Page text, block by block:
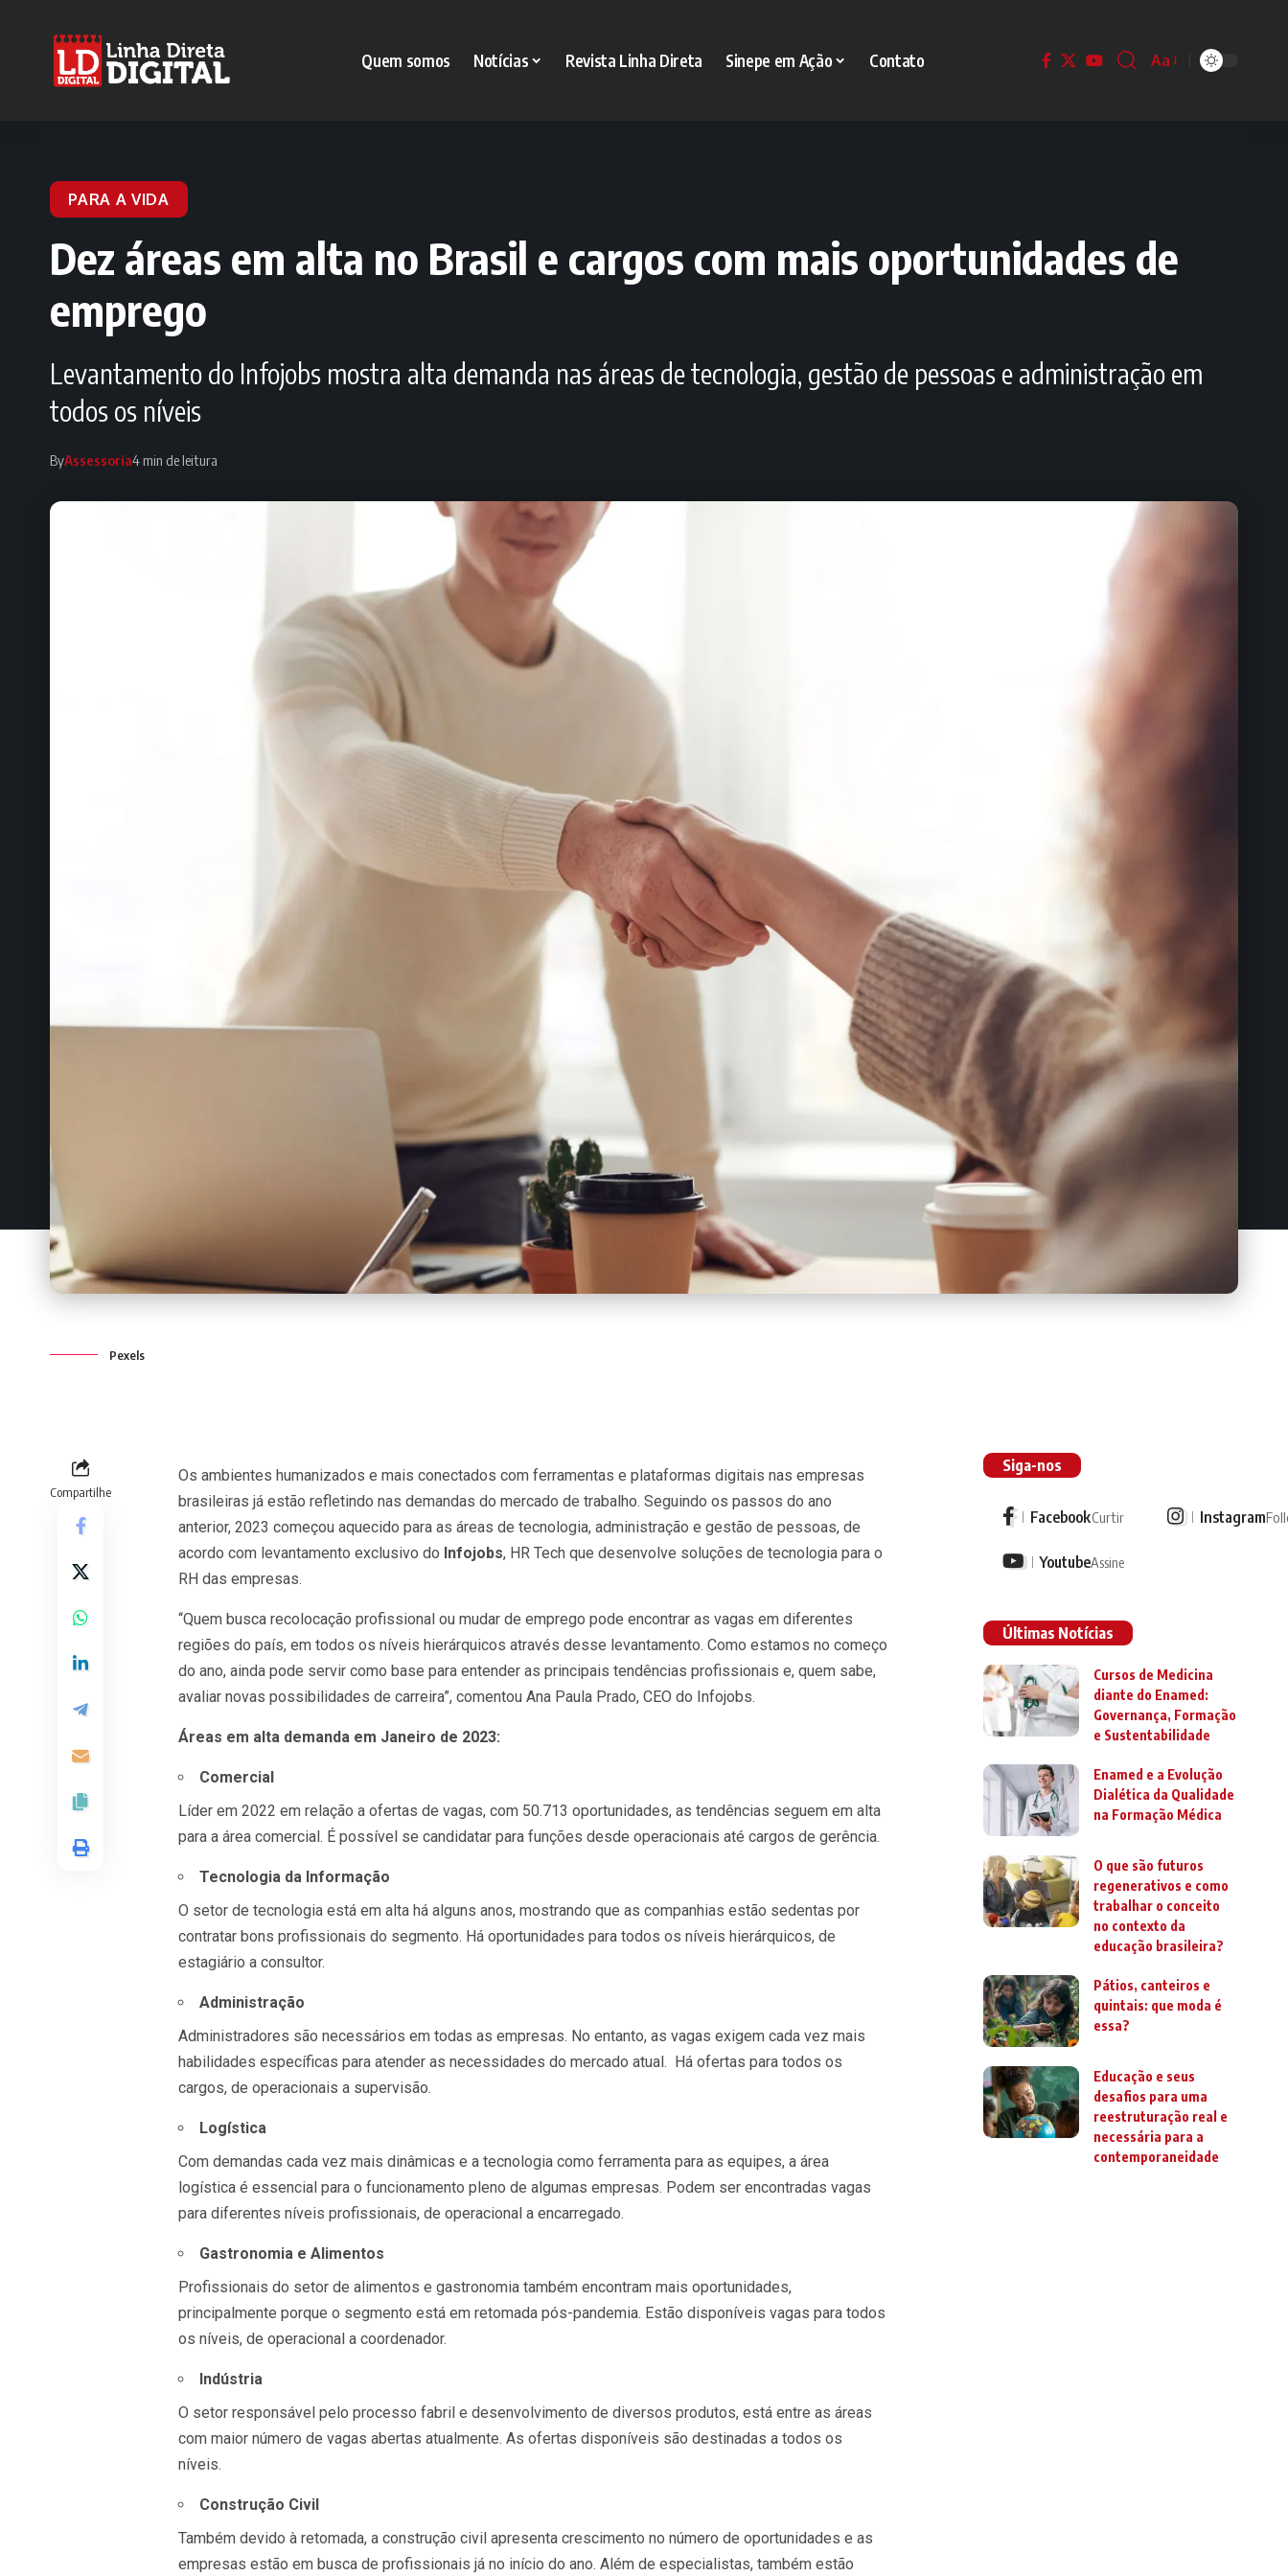
Quem somos Notícias Revista Linha Direta Sinepe em Ação Contato Aa
PARA A VIDA
Dez áreas em alta no Brasil e cargos com mais oportunidades de
emprego
Levantamento do Infojobs mostra alta demanda nas áreas de tecnologia, gestão de pessoas e administração em
todos os níveis
ByAssessoria4 min de leitura
Pexels
Compartilhe
Os ambientes humanizados e mais conectados com ferramentas e plataformas digitais nas empresas
brasileiras já estão refletindo nas demandas do mercado de trabalho. Seguindo os passos do ano
anterior, 2023 começou aquecido para as áreas de tecnologia, administração e gestão de pessoas, de
acordo com levantamento exclusivo do Infojobs, HR Tech que desenvolve soluções de tecnologia para o
RH das empresas.
“Quem busca recolocação profissional ou mudar de emprego pode encontrar as vagas em diferentes
regiões do país, em todos os níveis hierárquicos através desse levantamento. Como estamos no começo
do ano, ainda pode servir como base para entender as principais tendências profissionais e, quem sabe,
avaliar novas possibilidades de carreira”, comentou Ana Paula Prado, CEO do Infojobs.
Áreas em alta demanda em Janeiro de 2023:
Comercial
Líder em 2022 em relação a ofertas de vagas, com 50.713 oportunidades, as tendências seguem em alta
para a área comercial. É possível se candidatar para funções desde operacionais até cargos de gerência.
Tecnologia da Informação
O setor de tecnologia está em alta há alguns anos, mostrando que as companhias estão sedentas por
contratar bons profissionais do segmento. Há oportunidades para todos os níveis hierárquicos, de
estagiário a consultor.
Administração
Administradores são necessários em todas as empresas. No entanto, as vagas exigem cada vez mais
habilidades específicas para atender as necessidades do mercado atual. Há ofertas para todos os
cargos, de operacionais a supervisão.
Logística
Com demandas cada vez mais dinâmicas e a tecnologia como ferramenta para as equipes, a área
logística é essencial para o funcionamento pleno de algumas empresas. Podem ser encontradas vagas
para diferentes níveis profissionais, de operacional a encarregado.
Gastronomia e Alimentos
Profissionais do setor de alimentos e gastronomia também encontram mais oportunidades,
principalmente porque o segmento está em retomada pós-pandemia. Estão disponíveis vagas para todos
os níveis, de operacional a coordenador.
Indústria
O setor responsável pelo processo fabril e desenvolvimento de diversos produtos, está entre as áreas
com maior número de vagas abertas atualmente. As ofertas disponíveis são destinadas a todos os
níveis.
Construção Civil
Também devido à retomada, a construção civil apresenta crescimento no número de oportunidades e as
empresas estão em busca de profissionais já no início do ano. Além de especialistas, também estão
Siga-nos
FacebookCurtir Instagram
YoutubeAssine
Últimas Notícias
Cursos de Medicina
diante do Enamed:
Governança, Formação
e Sustentabilidade
Enamed e a Evolução
Dialética da Qualidade
na Formação Médica
O que são futuros
regenerativos e como
trabalhar o conceito
no contexto da
educação brasileira?
Pátios, canteiros e
quintais: que moda é
essa?
Educação e seus
desafios para uma
reestruturação real e
necessária para a
contemporaneidade